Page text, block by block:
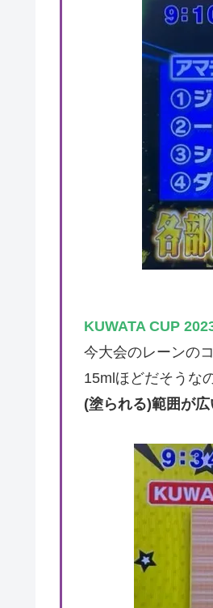
KUWATA CUP
今大会のレーンの
15mlほどだそうな
(塗られる)範囲が